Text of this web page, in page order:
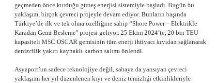
geçmeden önce kurduğu güneş enerjisi sistemiyle başladı. Bugün bu
yaklaşım, birçok çevreci projeyle devam ediyor. Bunların başında
Türkiye’de ilk ve tek olma özelliğine sahip “Shore Power – Elektrikle
Karadan Gemi Besleme” projesi geliyor. 25 Ekim 2024’te, 20 bin TEU
kapasiteli MSC OSCAR gemisinin tüm enerji ihtiyacı kıyıdan sağlanarak
denizcilik yakıtı kaynaklı karbon salımı önlendi.
Asyaport’un sadece teknolojiye değil, sahaya da yansıyan çevreci
yaklaşımı her yıl düzenlenen kıyı ve deniz temizliği etkinlikleriyle